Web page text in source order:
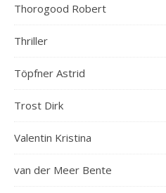
Thorogood Robert
Thriller
Töpfner Astrid
Trost Dirk
Valentin Kristina
van der Meer Bente